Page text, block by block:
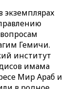
экземплярах
Гемичи.
институт
имама
Мир Араб и